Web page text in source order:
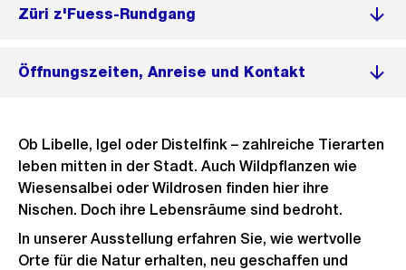
Züri z'Fuess-Rundgang
Öffnungszeiten, Anreise und Kontakt
Ob Libelle, Igel oder Distelfink – zahlreiche Tierarten
leben mitten in der Stadt. Auch Wildpflanzen wie
Wiesensalbei oder Wildrosen finden hier ihre
Nischen. Doch ihre Lebensräume sind bedroht.
In unserer Ausstellung erfahren Sie, wie wertvolle
Orte für die Natur erhalten, neu geschaffen und